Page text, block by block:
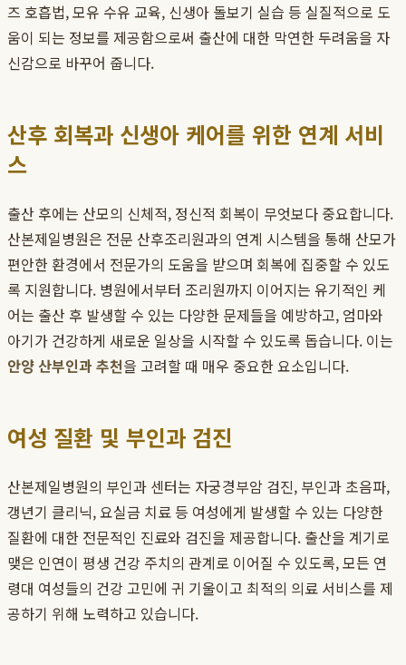
즈 호흡법, 모유 수유 교육, 신생아 돌보기 실습 등 실질적으로 도
움이 되는 정보를 제공함으로써 출산에 대한 막연한 두려움을 자
신감으로 바꾸어 줍니다.
산후 회복과 신생아 케어를 위한 연계 서비
스
출산 후에는 산모의 신체적, 정신적 회복이 무엇보다 중요합니다.
산본제일병원은 전문 산후조리원과의 연계 시스템을 통해 산모가
편안한 환경에서 전문가의 도움을 받으며 회복에 집중할 수 있도
록 지원합니다. 병원에서부터 조리원까지 이어지는 유기적인 케
어는 출산 후 발생할 수 있는 다양한 문제들을 예방하고, 엄마와
아기가 건강하게 새로운 일상을 시작할 수 있도록 돕습니다. 이는
안양 산부인과 추천을 고려할 때 매우 중요한 요소입니다.
여성 질환 및 부인과 검진
산본제일병원의 부인과 센터는 자궁경부암 검진, 부인과 초음파,
갱년기 클리닉, 요실금 치료 등 여성에게 발생할 수 있는 다양한
질환에 대한 전문적인 진료와 검진을 제공합니다. 출산을 계기로
맺은 인연이 평생 건강 주치의 관계로 이어질 수 있도록, 모든 연
령대 여성들의 건강 고민에 귀 기울이고 최적의 의료 서비스를 제
공하기 위해 노력하고 있습니다.